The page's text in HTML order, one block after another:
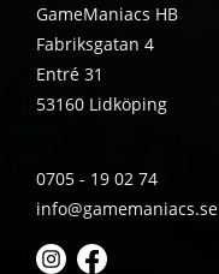
GameManiacs HB
Fabriksgatan 4
Entré 31
53160 Lidköping
0705 - 19 02 74
info@gamemaniacs.se